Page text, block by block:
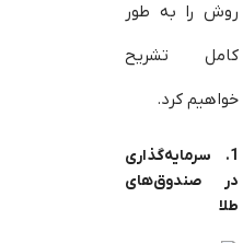
روش را به طور
کامل تشریح
خواهیم کرد.
1. سرمایه‌گذاری
در صندوق‌های
طلا